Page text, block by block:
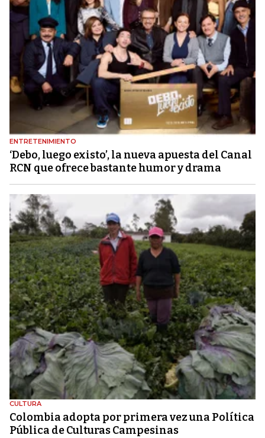
ENTRETENIMIENTO
‘Debo, luego existo’, la nueva apuesta del Canal
RCN que ofrece bastante humor y drama
CULTURA
Colombia adopta por primera vez una Política
Pública de Culturas Campesinas